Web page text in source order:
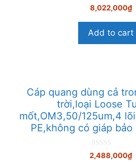
0
n
à
5
8,022,000₫
Add to cart
Cáp quang dùng cả
trời,loại Loose
mốt,OM3,50/125um,4
PE,không có giáp
0
n
2,488,000₫